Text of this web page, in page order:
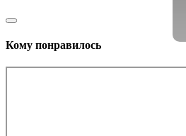
Кому понравилось